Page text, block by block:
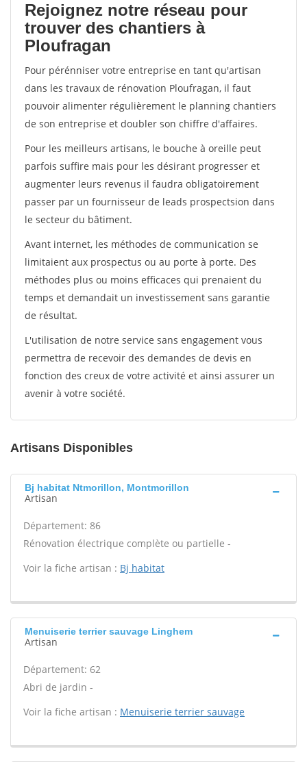
Rejoignez notre réseau pour
trouver des chantiers à
Ploufragan
Pour pérénniser votre entreprise en tant qu'artisan
dans les travaux de rénovation Ploufragan, il faut
pouvoir alimenter régulièrement le planning chantiers
de son entreprise et doubler son chiffre d'affaires.
Pour les meilleurs artisans, le bouche à oreille peut
parfois suffire mais pour les désirant progresser et
augmenter leurs revenus il faudra obligatoirement
passer par un fournisseur de leads prospectsion dans
le secteur du bâtiment.
Avant internet, les méthodes de communication se
limitaient aux prospectus ou au porte à porte. Des
méthodes plus ou moins efficaces qui prenaient du
temps et demandait un investissement sans garantie
de résultat.
L'utilisation de notre service sans engagement vous
permettra de recevoir des demandes de devis en
fonction des creux de votre activité et ainsi assurer un
avenir à votre société.
Artisans Disponibles
Bj habitat Ntmorillon, Montmorillon
Artisan
Département: 86
Rénovation électrique complète ou partielle -
Voir la fiche artisan : Bj habitat
Menuiserie terrier sauvage Linghem
Artisan
Département: 62
Abri de jardin -
Voir la fiche artisan : Menuiserie terrier sauvage